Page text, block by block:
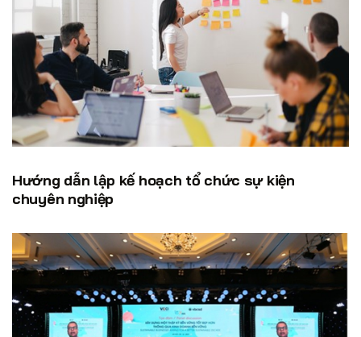
Hướng dẫn lập kế hoạch tổ chức sự kiện
chuyên nghiệp